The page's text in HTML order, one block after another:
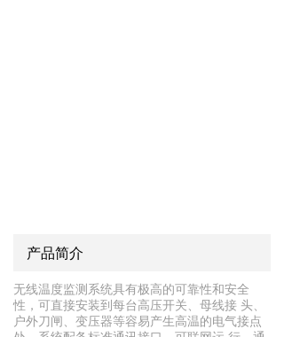
产品简介
无线温度监测系统具有极高的可靠性和安全
性，可直接安装到每台高压开关、母线接 头、
户外刀闸、变压器等容易产生高温的电气接点